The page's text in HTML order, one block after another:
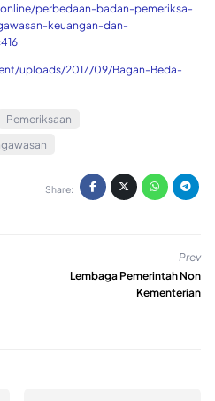
perbedaan-badan-pemeriksa-
keuangan-dan-
uploads/2017/09/Bagan-Beda-
Pemeriksaan
Share:
Prev
Lembaga Pemerintah Non
Kementerian